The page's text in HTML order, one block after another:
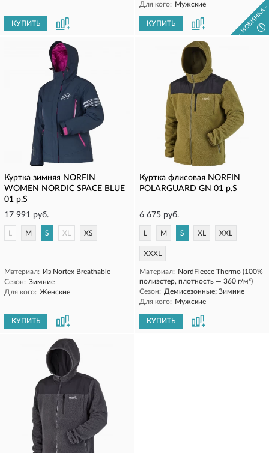
КУПИТЬ
Для кого: Мужские
КУПИТЬ - НОВИНКА -
!
Куртка зимняя NORFIN
WOMEN NORDIC SPACE BLUE
01 р.S
17 991 руб.
M S XL XS
Материал: Из Nortex Breathable
Сезон: Зимние
Для кого: Женские
КУПИТЬ
Куртка флисовая NORFIN
POLARGUARD GN 01 р.S
6 675 руб.
L M S XL XXL
XXXL
Материал: NordFleece Thermo (100%
полиэстер, плотность — 360 г/м²)
Сезон: Демисезонные; Зимние
Для кого: Мужские
КУПИТЬ